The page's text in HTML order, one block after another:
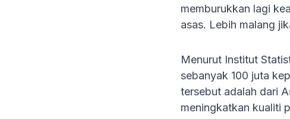
memburukkan lagi
asas. Lebih malang
Menurut Institut
sebanyak 100 juta
tersebut adalah dari
meningkatkan kualiti